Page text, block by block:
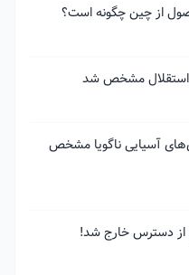
از چین چگونه است؟
مشخص شد
آسیایی ناگویا مشخص
از دسترس خارج شد!